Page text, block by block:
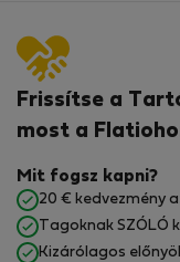
Frissítse a
most a
Mit fogsz kapni?
20 € kedvezmény
Tagoknak SZÓLÓ
Kizárólagos